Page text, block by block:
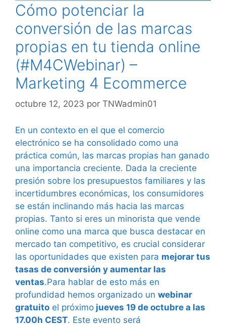
Cómo potenciar la
conversión de las marcas
propias en tu tienda online
(#M4CWebinar) –
Marketing 4 Ecommerce
octubre 12, 2023 por TNWadmin01
En un contexto en el que el comercio
electrónico se ha consolidado como una
práctica común, las marcas propias han ganado
una importancia creciente. Dada la creciente
presión sobre los presupuestos familiares y las
incertidumbres económicas, los consumidores
se están inclinando más hacia las marcas
propias. Tanto si eres un minorista que vende
online como una marca que busca destacar en
mercado tan competitivo, es crucial considerar
las oportunidades que existen para mejorar tus
tasas de conversión y aumentar las
ventas.Para hablar de esto más en
profundidad hemos organizado un webinar
gratuito el próximo jueves 19 de octubre a las
17.00h CEST. Este evento será